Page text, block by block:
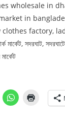
wholesale in
in
factory, ladies
মার্কেট, সদরঘাট,